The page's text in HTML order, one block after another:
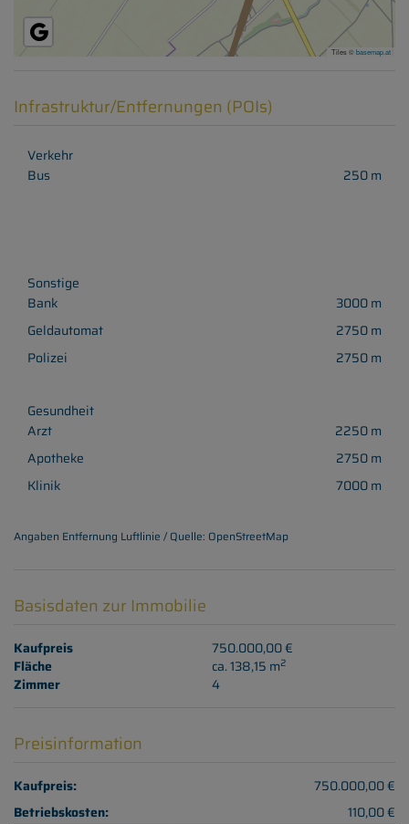
Tiles ©basemap.at
Infrastruktur/Entfernungen (POIs)
Verkehr
Bus
250 m
Sonstige
Bank
3000 m
Geldautomat
2750 m
Polizei
2750 m
Gesundheit
Arzt
2250 m
Apotheke
2750 m
Klinik
7000 m
Angaben Entfernung Luftlinie / Quelle: OpenStreetMap
Basisdaten zur Immobilie
Kaufpreis
750.000,00 €
Fläche
ca. 138,15 m2
Zimmer 4
Preisinformation
Kaufpreis:
750.000,00 €
Betriebskosten:
110,00 €